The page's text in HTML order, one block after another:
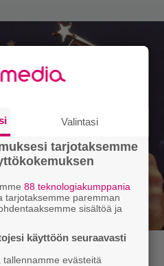
tuli
Valintasi
tarjotaksemme
88 teknologiakumppania
tarjotaksemme paremman
sisältöä ja
käyttöön seuraavasti
evästeitä